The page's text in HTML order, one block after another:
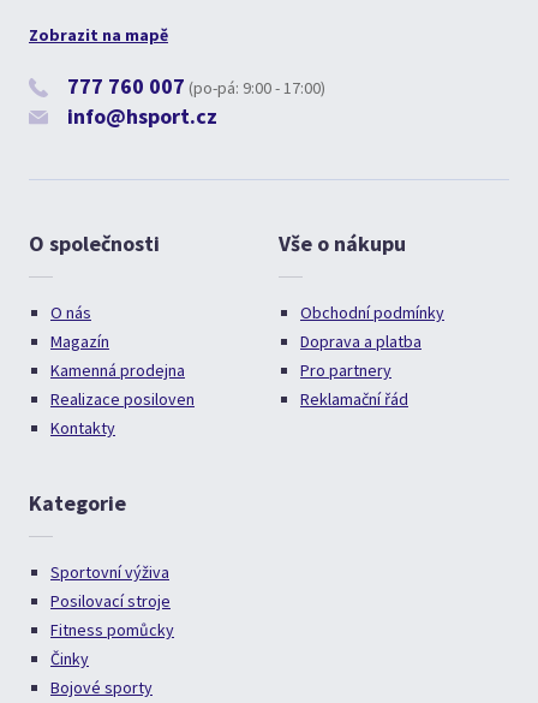
Zobrazit na mapě
777 760 007 (po-pá: 9:00 - 17:00)
info@hsport.cz
O společnosti
O nás
Magazín
Kamenná prodejna
Realizace posiloven
Kontakty
Vše o nákupu
Obchodní podmínky
Doprava a platba
Pro partnery
Reklamační řád
Kategorie
Sportovní výživa
Posilovací stroje
Fitness pomůcky
Činky
Bojové sporty